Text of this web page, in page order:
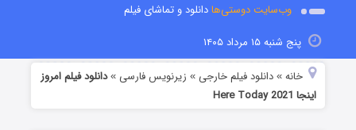
وب‌سایت دوستی‌هادانلود و تماشای فیلم
پنج شنبه ۱۵ مرداد ۱۴۰۵
خانه »دانلود فیلم خارجی » زیرنویس فارسی »دانلود فیلم امروز
اینجا Here Today 2021